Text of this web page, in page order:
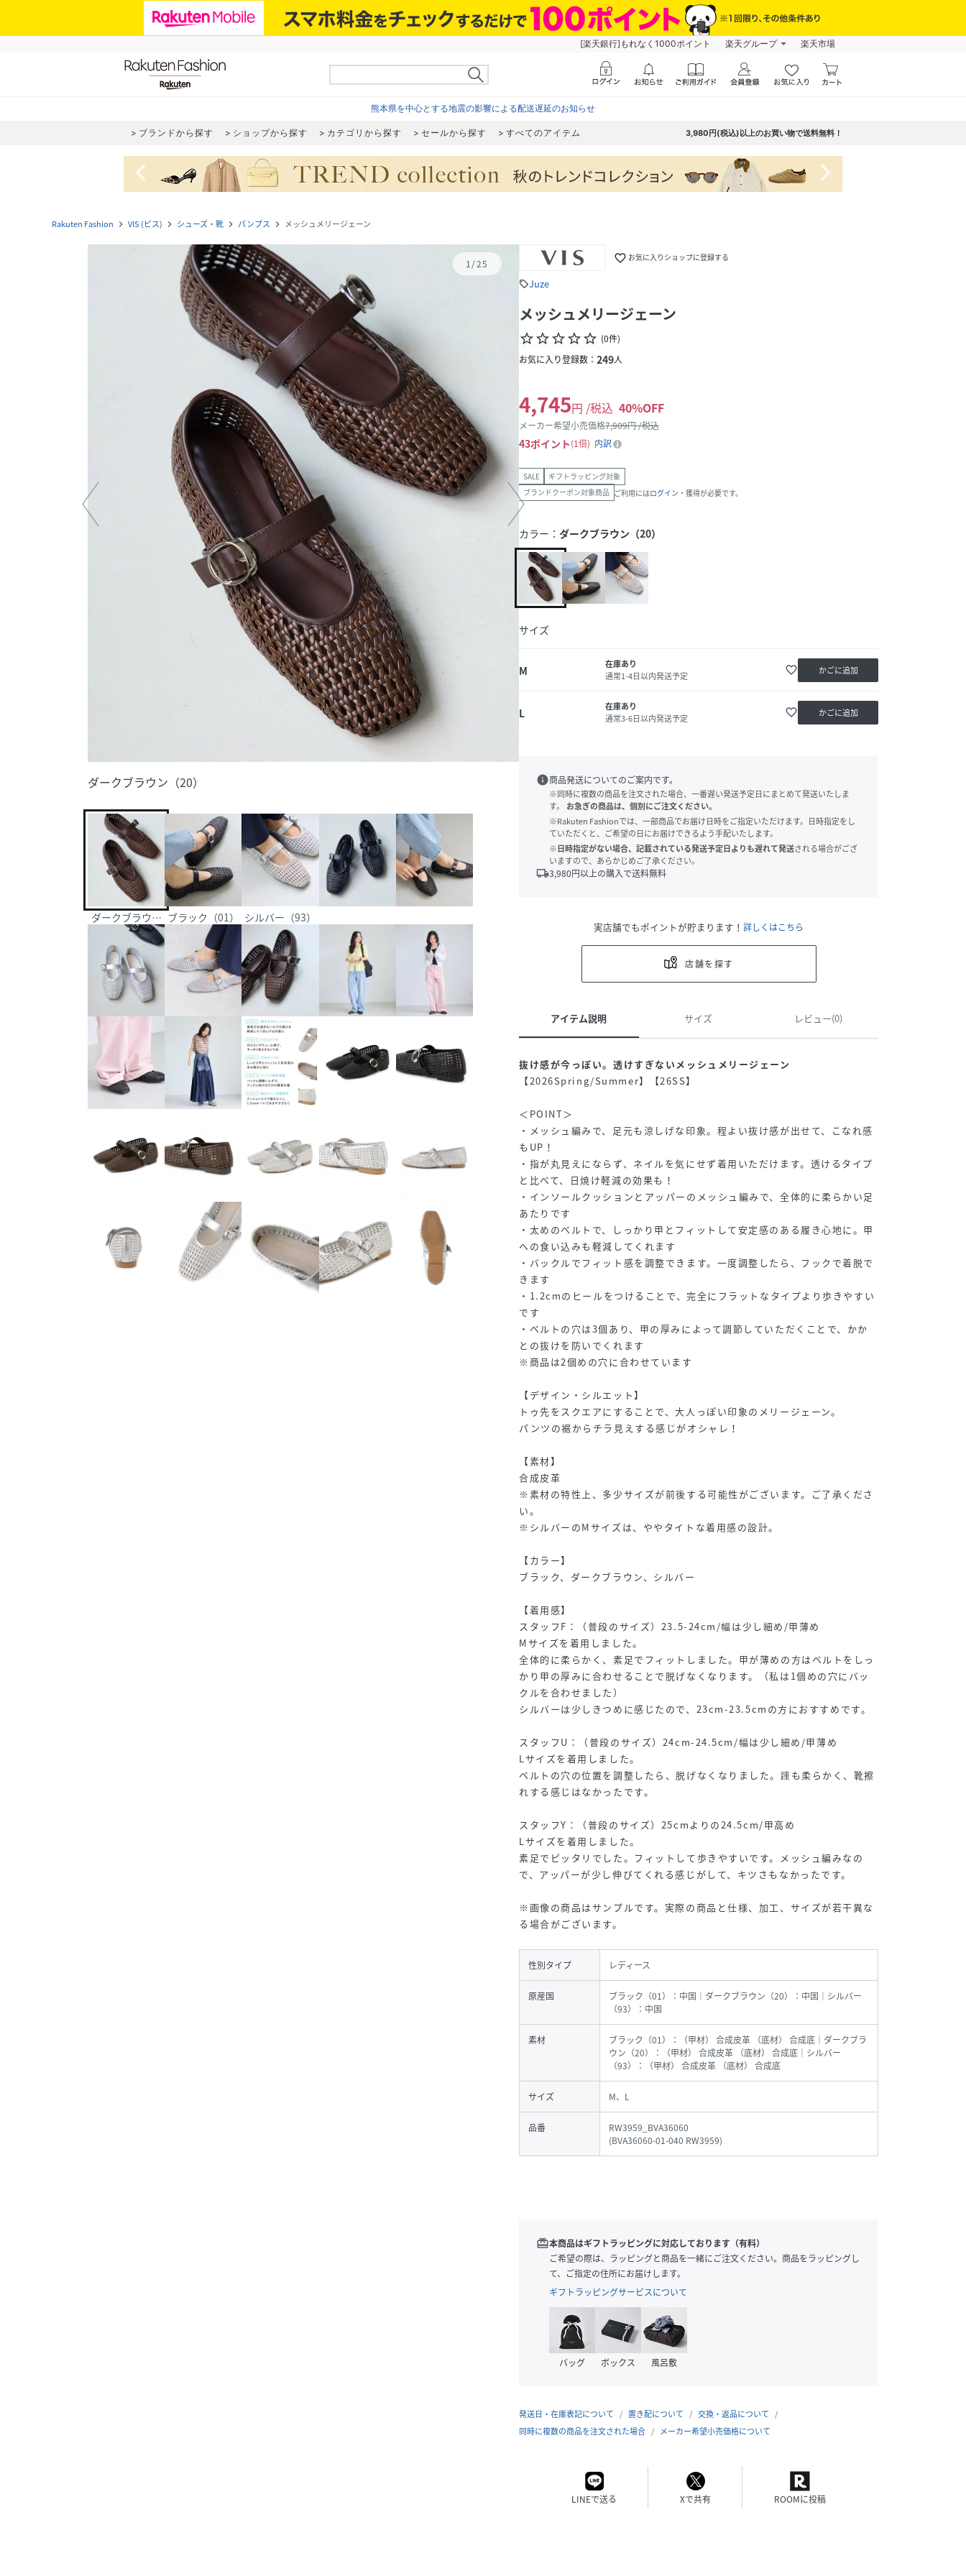
[楽天銀行]もれなく1000ポイント 楽天グループ 楽天市場
熊本県を中心とする地震の影響による配送遅延のお知らせ
ブランドから探す ショップから探す カテゴリから探す セールから探す すべてのアイテム 3,980円(税込)以上のお買い物で送料無料！
navigate_before navigate_next
Rakuten Fashion navigate_next VIS (ビス) navigate_next シューズ・靴 navigate_next パンプス navigate_next メッシュメリージェーン
1/25
ダークブラウン（20）
ダークブラウン（20）ブラック（01） シルバー（93）
favorite_border お気に入りショップに登録する
sellJuze
メッシュメリージェーン
star_borderstar_borderstar_borderstar_borderstar_border (0件)
お気に入り登録数： 249人
4,745円 /税込 40%OFF
メーカー希望小売価格7,909円 /税込
43ポイント 1倍 内訳
SALE
ギフトラッピング対象
ブランドクーポン対象商品 ご利用にはログイン ・獲得が必要です。
カラー： ダークブラウン（20）
サイズ
M
在庫あり
通常1-4日以内発送予定
favorite_border かごに追加
L
在庫あり
通常3-6日以内発送予定
favorite_border かごに追加
info商品発送についてのご案内です。
※同時に複数の商品を注文された場合、一番遅い発送予定日にまとめて発送いたしま
す。
お急ぎの商品は、個別にご注文ください。
※Rakuten Fashionでは、一部商品でお届け日時をご指定いただけます。日時指定をし
ていただくと、ご希望の日にお届けできるよう手配いたします。
※日時指定がない場合、記載されている発送予定日よりも遅れて発送される場合がござ
いますので、あらかじめご了承ください。
local_shipping3,980円以上の購入で送料無料
実店舗でもポイントが貯まります！ 詳しくはこちら
店舗を探す
アイテム説明 サイズ レビュー(0)
抜け感が今っぽい。透けすぎないメッシュメリージェーン
【2026Spring/Summer】【26SS】
＜POINT＞
・メッシュ編みで、足元も涼しげな印象。程よい抜け感が出せて、こなれ感
もUP！
・指が丸見えにならず、ネイルを気にせず着用いただけます。透けるタイプ
と比べて、日焼け軽減の効果も！
・インソールクッションとアッパーのメッシュ編みで、全体的に柔らかい足
あたりです
・太めのベルトで、しっかり甲とフィットして安定感のある履き心地に。甲
への食い込みも軽減してくれます
・バックルでフィット感を調整できます。一度調整したら、フックで着脱で
きます
・1.2cmのヒールをつけることで、完全にフラットなタイプより歩きやすい
です
・ベルトの穴は3個あり、甲の厚みによって調節していただくことで、かか
との抜けを防いでくれます
※商品は2個めの穴に合わせています
【デザイン・シルエット】
トゥ先をスクエアにすることで、大人っぽい印象のメリージェーン。
パンツの裾からチラ見えする感じがオシャレ！
【素材】
合成皮革
※素材の特性上、多少サイズが前後する可能性がございます。ご了承くださ
い。
※シルバーのMサイズは、ややタイトな着用感の設計。
【カラー】
ブラック、ダークブラウン、シルバー
【着用感】
スタッフF：（普段のサイズ）23.5-24cm/幅は少し細め/甲薄め
Mサイズを着用しました。
全体的に柔らかく、素足でフィットしました。甲が薄めの方はベルトをしっ
かり甲の厚みに合わせることで脱げなくなります。（私は1個めの穴にバッ
クルを合わせました）
シルバーは少しきつめに感じたので、23cm-23.5cmの方におすすめです。
スタッフU：（普段のサイズ）24cm-24.5cm/幅は少し細め/甲薄め
Lサイズを着用しました。
ベルトの穴の位置を調整したら、脱げなくなりました。踵も柔らかく、靴擦
れする感じはなかったです。
スタッフY：（普段のサイズ）25cmよりの24.5cm/甲高め
Lサイズを着用しました。
素足でピッタリでした。フィットして歩きやすいです。メッシュ編みなの
で、アッパーが少し伸びてくれる感じがして、キツさもなかったです。
※画像の商品はサンプルです。実際の商品と仕様、加工、サイズが若干異な
る場合がございます。
性別タイプ レディース
原産国
ブラック（01）：中国｜ダークブラウン（20）：中国｜シルバー
（93）：中国
素材
ブラック（01）：（甲材） 合成皮革 （底材） 合成底｜ダークブラ
ウン（20）：（甲材） 合成皮革 （底材） 合成底｜シルバー
（93）：（甲材） 合成皮革 （底材） 合成底
サイズ M、L
品番
RW3959_BVA36060
(BVA36060-01-040 RW3959)
redeem本商品はギフトラッピングに対応しております（有料）
ご希望の際は、ラッピングと商品を一緒にご注文ください。商品をラッピングし
て、ご指定の住所にお届けします。
ギフトラッピングサービスについて
バッグ ボックス 風呂敷
発送日・在庫表記について 置き配について
交換・返品について
同時に複数の商品を注文された場合
メーカー希望小売価格について
LINEで送る Xで共有 ROOMに投稿